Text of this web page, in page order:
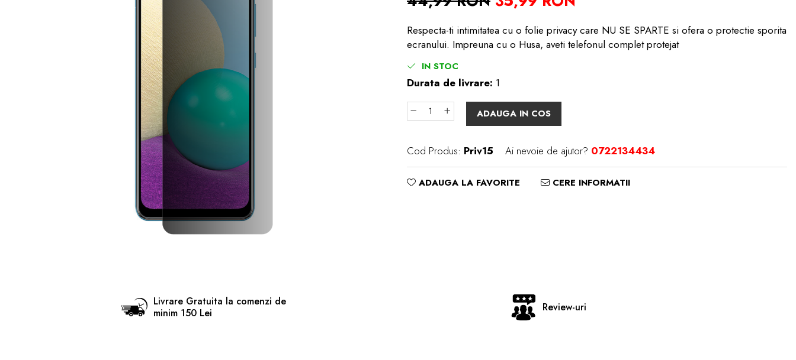
Respecta-ti intimitatea cu o folie privacy care NU SE SPARTE si ofera o protectie sporita
ecranului. Impreuna cu o Husa, aveti telefonul complet protejat
IN STOC
Durata de livrare: 1
ADAUGA IN COS
Cod Produs: Priv15 Ai nevoie de ajutor? 0722134434
ADAUGA LA FAVORITE CERE INFORMATII
Livrare Gratuita la comenzi de
minim 150 Lei
Review-uri